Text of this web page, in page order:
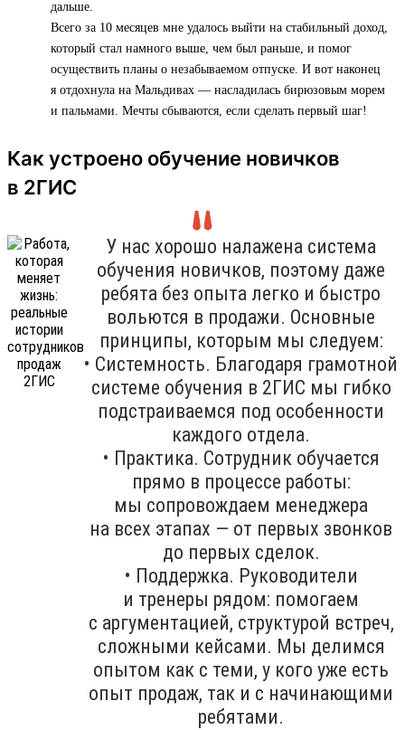
дальше.
Всего за 10 месяцев мне удалось выйти на стабильный доход,
который стал намного выше, чем был раньше, и помог
осуществить планы о незабываемом отпуске. И вот наконец
я отдохнула на Мальдивах — насладилась бирюзовым морем
и пальмами. Мечты сбываются, если сделать первый шаг!
Как устроено обучение новичков
в 2ГИС
У нас хорошо налажена система
обучения новичков, поэтому даже
ребята без опыта легко и быстро
вольются в продажи. Основные
принципы, которым мы следуем:
• Системность. Благодаря грамотной
системе обучения в 2ГИС мы гибко
подстраиваемся под особенности
каждого отдела.
• Практика. Сотрудник обучается
прямо в процессе работы:
мы сопровождаем менеджера
на всех этапах — от первых звонков
до первых сделок.
• Поддержка. Руководители
и тренеры рядом: помогаем
с аргументацией, структурой встреч,
сложными кейсами. Мы делимся
опытом как с теми, у кого уже есть
опыт продаж, так и с начинающими
ребятами.